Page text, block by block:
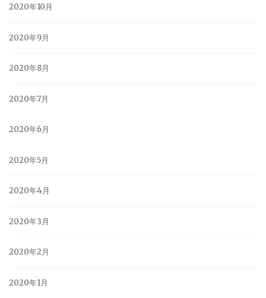
2020年10月
2020年9月
2020年8月
2020年7月
2020年6月
2020年5月
2020年4月
2020年3月
2020年2月
2020年1月